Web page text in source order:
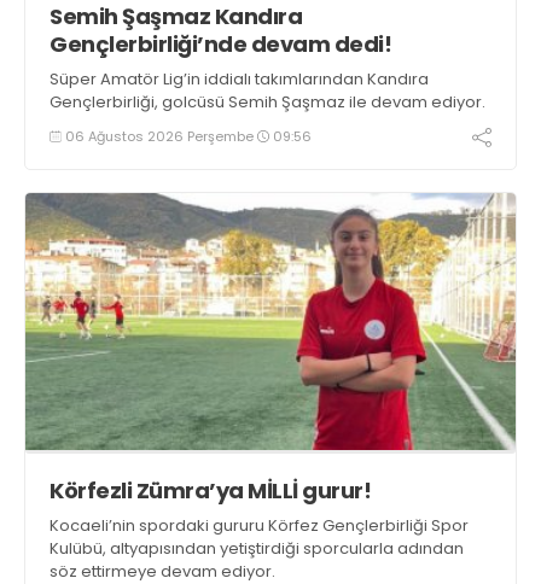
Semih Şaşmaz Kandıra
Gençlerbirliği’nde devam dedi!
Süper Amatör Lig’in iddialı takımlarından Kandıra
Gençlerbirliği, golcüsü Semih Şaşmaz ile devam ediyor.
06 Ağustos 2026 Perşembe 09:56
Körfezli Zümra’ya MİLLİ gurur!
Kocaeli’nin spordaki gururu Körfez Gençlerbirliği Spor
Kulübü, altyapısından yetiştirdiği sporcularla adından
söz ettirmeye devam ediyor.